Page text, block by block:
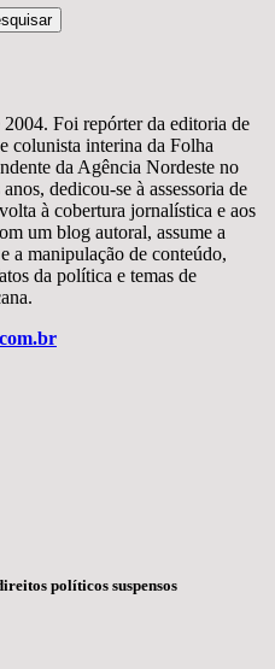
Foi repórter da editoria de
colunista interina da Folha
da Agência Nordeste no
dedicou-se à assessoria de
à cobertura jornalística e aos
um blog autoral, assume a
a manipulação de conteúdo,
da política e temas de
políticos suspensos